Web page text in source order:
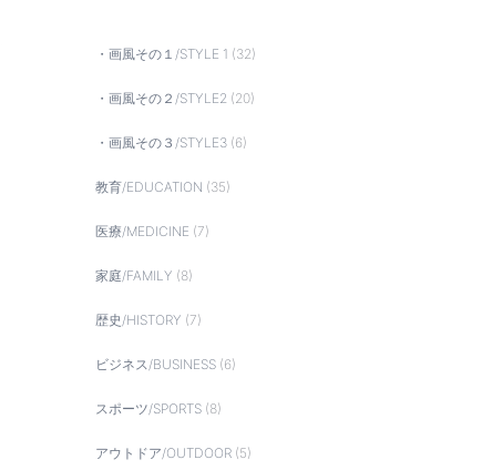
・画風その１/STYLE 1 (32)
・画風その２/STYLE2(20)
・画風その３/STYLE3(6)
教育/EDUCATION (35)
医療/MEDICINE (7)
家庭/FAMILY (8)
歴史/HISTORY (7)
ビジネス/BUSINESS(6)
スポーツ/SPORTS(8)
アウトドア/OUTDOOR(5)